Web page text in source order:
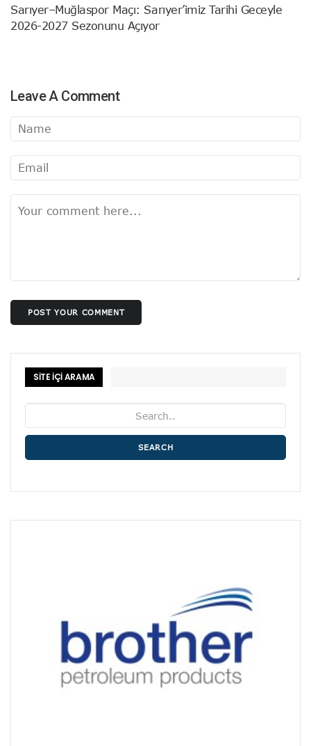
Sarıyer–Muğlaspor Maçı: Sarıyer’imiz Tarihi Geceyle
2026-2027 Sezonunu Açıyor
Leave A Comment
POST YOUR COMMENT
SİTE İÇİ ARAMA
SEARCH